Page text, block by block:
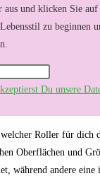
und klicken Sie auf
zu beginnen
Du unsere
Roller für dich
Oberflächen und
während andere⁣